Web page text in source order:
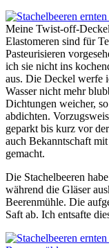
Meine Twist-off-
Elastomeren sind für
Pasteurisieren
ich sie nicht ins
aus. Die Deckel werfe
Wasser nicht mehr
Dichtungen weicher,
abdichten.
geparkt bis kurz vor
auch Bekanntschaft
gemacht.
Die Stachelbeeren
während die Gläser
Beerenmühle. Die
Saft ab. Ich entsafte